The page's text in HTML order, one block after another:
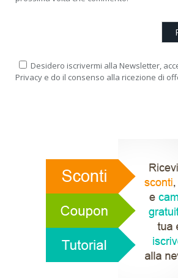
Desidero iscrivermi alla Newsletter,
Privacy e do il consenso alla ricezione di